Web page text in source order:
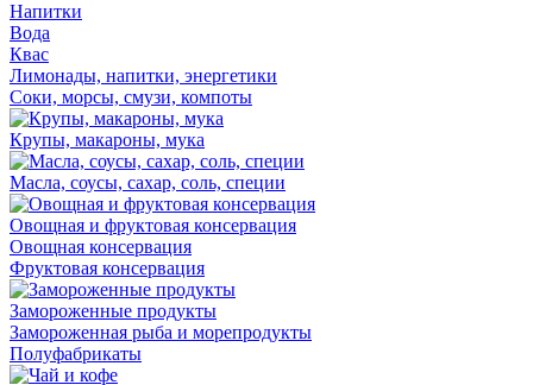
Напитки
Вода
Квас
Лимонады, напитки, энергетики
Соки, морсы, смузи, компоты
Крупы, макароны, мука
Масла, соусы, сахар, соль, специи
Овощная и фруктовая консервация
Овощная консервация
Фруктовая консервация
Замороженные продукты
Замороженная рыба и морепродукты
Полуфабрикаты